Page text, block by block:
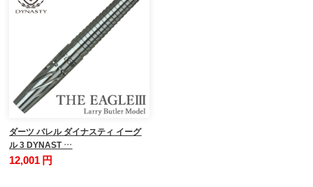
ダーツ バレル ダイナスティ イーグ
ル 3 DYNAST …
12,001 円